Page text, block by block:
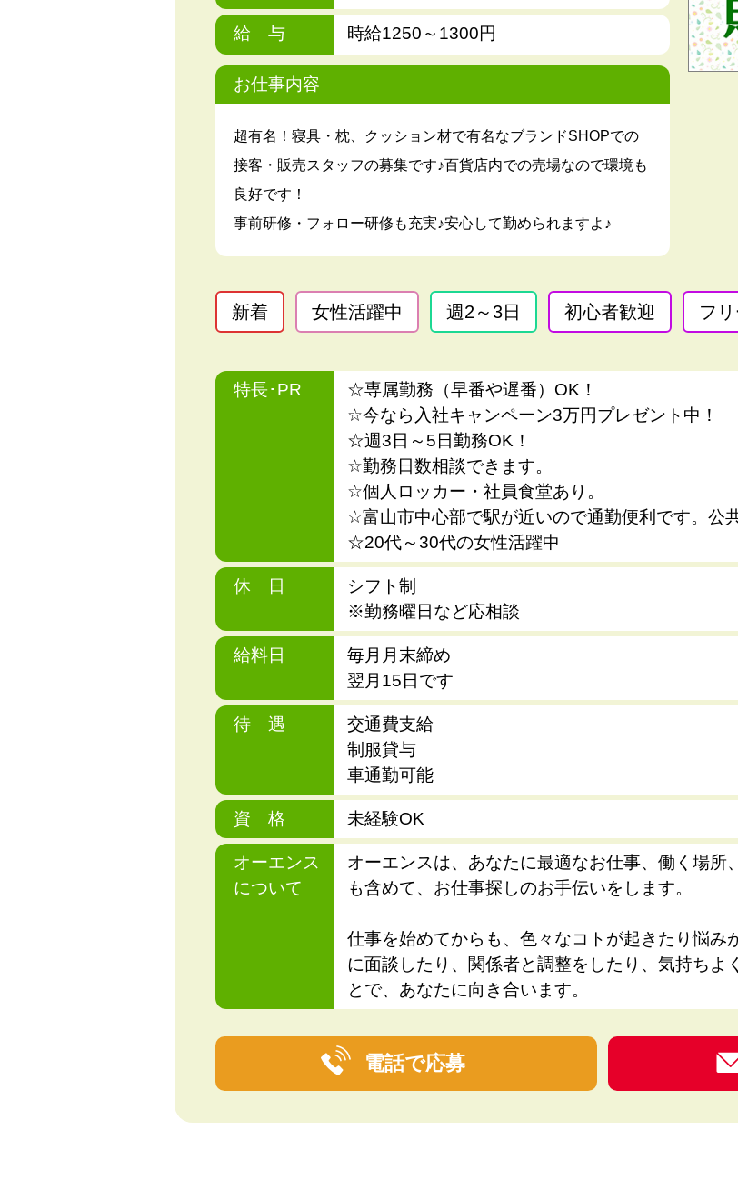
給 与 時給1250～1300円
お仕事内容
超有名！寝具・枕、クッション材で有名なブランドSHOPでの
接客・販売スタッフの募集です♪百貨店内での売場なので環境も
良好です！
事前研修・フォロー研修も充実♪安心して勤められますよ♪
新着 女性活躍中 週2～3日 初心者歓迎 フ
特長･PR
☆専属勤務（早番や遅番）OK！
☆今なら入社キャンペーン3万円プレゼント中！
☆週3日～5日勤務OK！
☆勤務日数相談できます。
☆個人ロッカー・社員食堂あり。
☆富山市中心部で駅が近いので通勤便利です。公
☆20代～30代の女性活躍中
休 日
シフト制
※勤務曜日など応相談
給料日
毎月月末締め
翌月15日です
待 遇
交通費支給
制服貸与
車通勤可能
資 格 未経験OK
オーエンス
について
オーエンスは、あなたに最適なお仕事、働く場所
も含めて、お仕事探しのお手伝いをします。
仕事を始めてからも、色々なコトが起きたり悩み
に面談したり、関係者と調整をしたり、気持ちよ
とで、あなたに向き合います。
電話で応募